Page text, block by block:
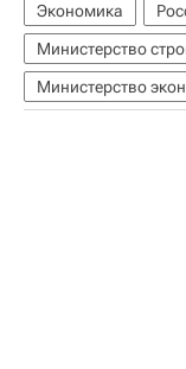
Экономика